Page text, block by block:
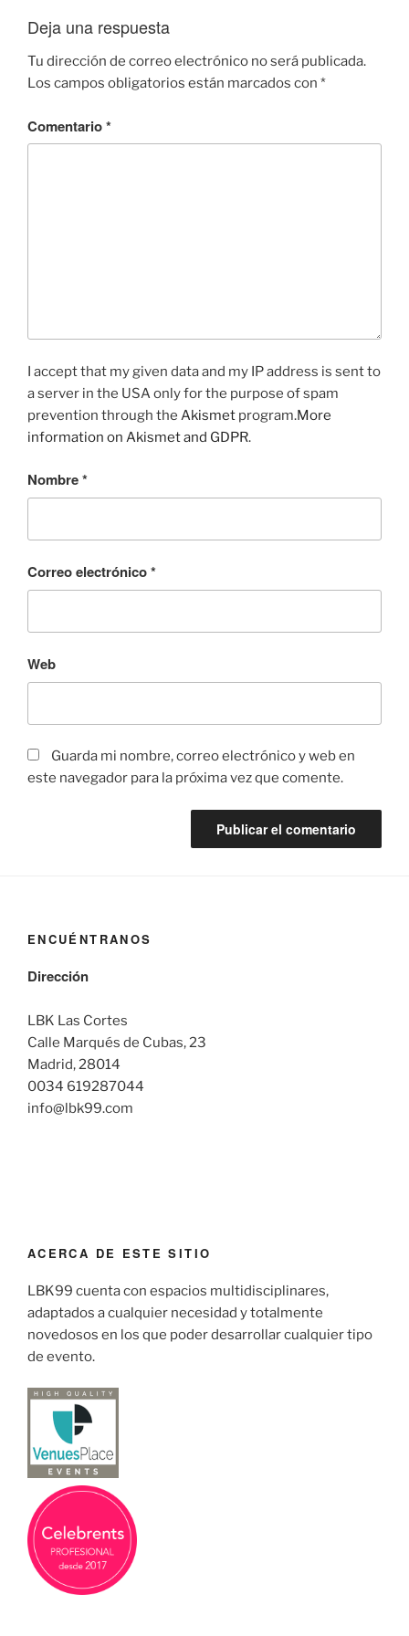
Deja una respuesta
Tu dirección de correo electrónico no será publicada.
Los campos obligatorios están marcados con *
Comentario*
I accept that my given data and my IP address is sent to
a server in the USA only for the purpose of spam
prevention through the Akismet program.More
information on Akismet and GDPR.
Nombre*
Correo electrónico*
Web
Guarda mi nombre, correo electrónico y web en
este navegador para la próxima vez que comente.
ENCUÉNTRANOS
Dirección
LBK Las Cortes
Calle Marqués de Cubas, 23
Madrid, 28014
0034 619287044
info@lbk99.com
ACERCA DE ESTE SITIO
LBK99 cuenta con espacios multidisciplinares,
adaptados a cualquier necesidad y totalmente
novedosos en los que poder desarrollar cualquier tipo
de evento.